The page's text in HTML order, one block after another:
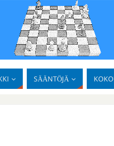
SÄÄNTÖJÄ